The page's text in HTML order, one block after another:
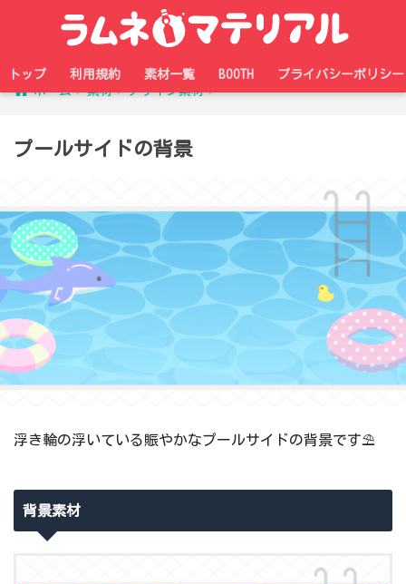
トップ 利用規約 素材一覧 BOOTH
プライバシーポリシー
ホーム
素材 デザイン素材
プールサイドの背景
浮き輪の浮いている賑やかなプールサイドの背景です⛱
背景素材